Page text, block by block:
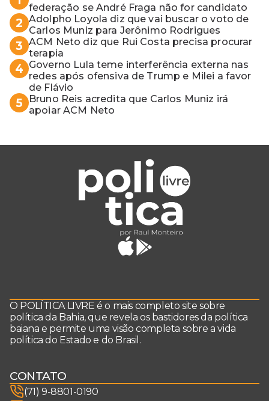
federação se André Fraga não for candidato
2 Adolpho Loyola diz que vai buscar o voto de
Carlos Muniz para Jerônimo Rodrigues
3 ACM Neto diz que Rui Costa precisa procurar
terapia
4 Governo Lula teme interferência externa nas
redes após ofensiva de Trump e Milei a favor
de Flávio
5
Bruno Reis acredita que Carlos Muniz irá
apoiar ACM Neto
O POLÍTICA LIVRE é o mais completo site sobre
política da Bahia, que revela os bastidores da política
baiana e permite uma visão completa sobre a vida
política do Estado e do Brasil.
CONTATO
(71) 9-8801-0190